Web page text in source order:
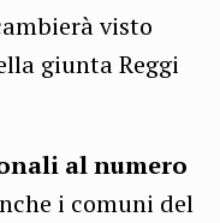
visto
giunta Reggi
al numero
i comuni del